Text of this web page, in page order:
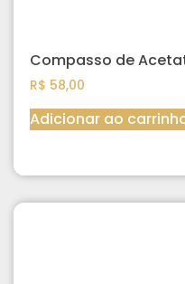
Compasso de
R$ 58,00
Adicionar ao